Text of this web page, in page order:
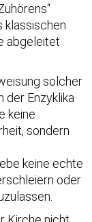
klassischen
abgeleitet
solcher
der Enzyklika
keine
sondern
keine echte
oder